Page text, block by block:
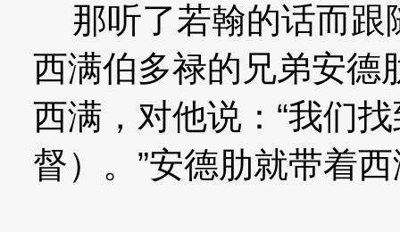
那听了若翰的话而跟
西满伯多禄的兄弟安德
西满，对他说：“我们
督）。”安德肋就带着